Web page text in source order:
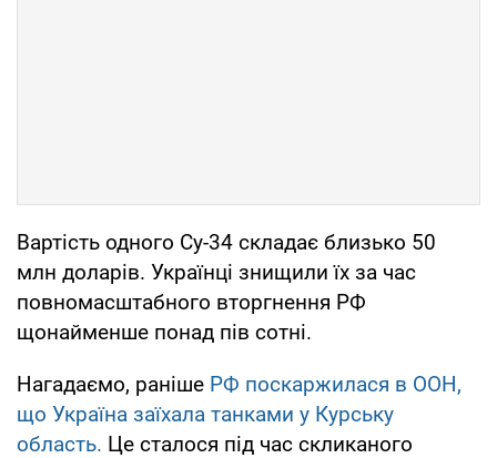
Вартість одного Су-34 складає близько 50
млн доларів. Українці знищили їх за час
повномасштабного вторгнення РФ
щонайменше понад пів сотні.
Нагадаємо, раніше РФ поскаржилася в ООН,
що Україна заїхала танками у Курську
область. Це сталося під час скликаного